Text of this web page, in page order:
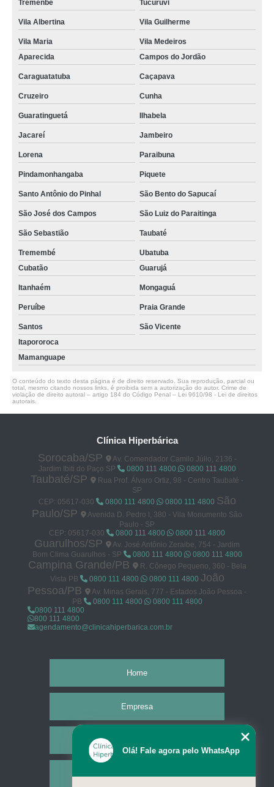
Tremenbe Tucuruvi
Vila Albertina Vila Guilherme
Vila Maria
Vila Medeiros
Aparecida
Campos do Jordão
Caraguatatuba Caçapava
Cruzeiro Cunha
Guaratinguetá Ilhabela
Jacareí Jambeiro
Lorena Paraibuna
Pindamonhangaba Piquete
Santo Antônio do Pinhal São Bento do Sapucaí
São José dos Campos São Luiz do Paraitinga
São Sebastião Taubaté
Tremembé
Ubatuba
Cubatão
Guarujá
Itanhaém Mongaguá
Peruíbe Praia Grande
Santos
São Vicente
Itapororoca
Mamanguape
O conteúdo do texto desta página é de direito reservado. Sua reprodução, parcial ou
total, mesmo citando nossos links, é proibida sem a autorização do autor. Crime de
violação de direito autoral – artigo 184 do Código Penal – Lei 9610/98 - Lei de direitos
autorais
Clínica Hiperbárica
Sorocaba/SP
Av. Comendador Camilo Júlio, 2136 -
Jardim Ibiti do Paço SP
0800 111 4800 0800 111 4800
Taubaté/SP
Rua Prof. Álvaro Ortiz, 98 - Centro Taubaté -
SP
CEP: 05617-030
0800 111 4800 0800 111 4800 São
Paulo/SP
Avenida D. Pedro I, 380 - Vila Monumento São
Paulo - SP
CEP: 05617-030
0800 111 4800 0800 111 4800
Guarulhos/SP
Av. José Antônio Zeraibe, 754 - Jardim
Bom Clima Guarulhos - SP
0800 111 4800 0800 111 4800
Campina Grande/PB
R. Cônego Pequeno, 360 - Bela
Vista PB
0800 111 4800 0800 111 4800 João
Pessoa/PB
Av. Minas Gerais, 777 - Estados João Pessoa -
PB
0800 111 4800
0800 111 4800
0800 111 4800
800 111 4800
agendamento@clinicahiperbarica.com.br
Home
Empresa
Olá! Fale agora pelo WhatsApp